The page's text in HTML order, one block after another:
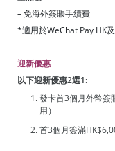
– 免海外簽賬手續費
*適用於WeChat Pay HK
迎新優惠
以下迎新優惠2選1:
發卡首3個月外幣簽
用）
首3個月簽滿